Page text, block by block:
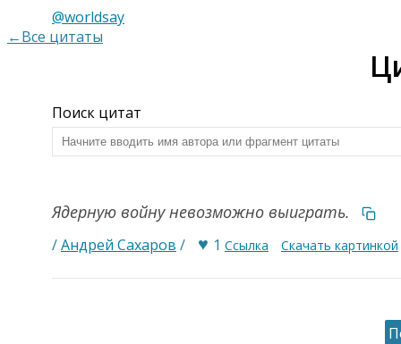
@worldsay
←Все цитаты
Поиск цитат
Ядерную войну невозможно выиграть.
/Андрей Сахаров / ♥ 1 Ссылка Скачать картинкой